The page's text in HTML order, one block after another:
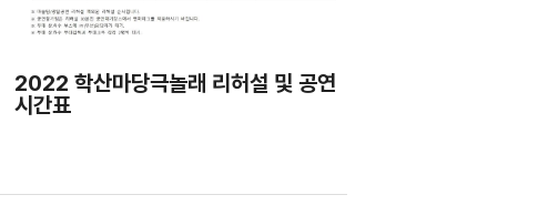
2022 학산마당극놀래 리허설 및 공연
시간표